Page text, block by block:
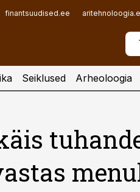
finantsuudised.ee
Seiklused Arheoloogia